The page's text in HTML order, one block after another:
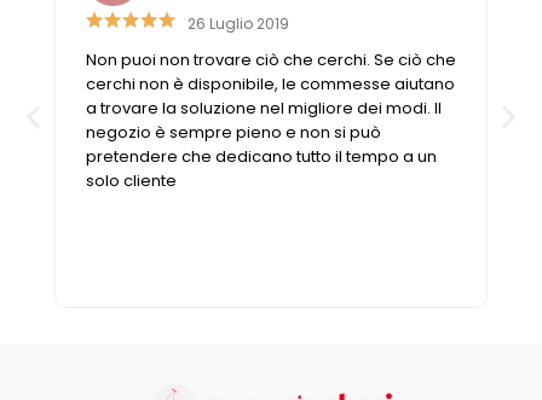
26 Luglio 2019
Non puoi non trovare ciò che cerchi. Se ciò che
cerchi non è disponibile, le commesse aiutano
a trovare la soluzione nel migliore dei modi. Il
negozio è sempre pieno e non si può
pretendere che dedicano tutto il tempo a un
solo cliente